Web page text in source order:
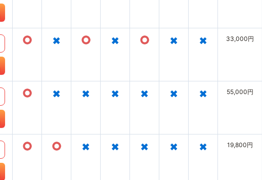
○ × ○ × ○ × × 33,000円
○ × × × × × × 55,000円
○ ○ × × × × × 19,800円